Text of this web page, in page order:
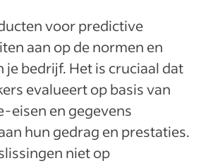
voor predictive
aan op de normen en
je bedrijf. Het is cruciaal dat
evalueert op basis van
eisen en gegevens
hun gedrag en prestaties.
niet op